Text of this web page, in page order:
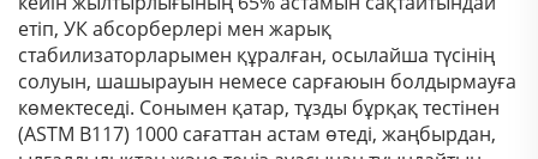
етіп, УК абсорберлері мен жарық
стабилизаторларымен құралған, осылайша түсінің
солуын, шашырауын немесе сарғаюын болдырмауға
көмектеседі. Сонымен қатар, тұзды бұрқақ тестінен
(ASTM B117) 1000 сағаттан астам өтеді, жаңбырдан,